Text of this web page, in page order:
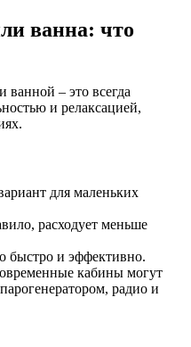
ванна: что
– это всегда
и релаксацией,
для маленьких
расходует меньше
быстро и эффективно.
кабины могут
радио и